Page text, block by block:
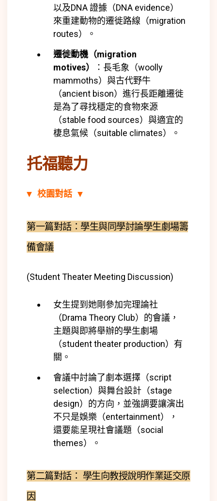
以及DNA 證據（DNA evidence）
來重建動物的遷徙路線（migration
routes）。
遷徙動機（migration
motives）
：長毛象（woolly
mammoths）與古代野牛
（ancient bison）進行長距離遷徙
是為了尋找穩定的食物來源
（stable food sources）與適宜的
棲息氣候（suitable climates）。
托福聽力
▼ 校園對話 ▼
第一篇對話：學生與同學討論學生劇場籌
備會議
(Student Theater Meeting Discussion)
女生提到她剛參加完理論社
（Drama Theory Club） 的會議，
主題與即將舉辦的學生劇場
（student theater production）有
關。
會議中討論了劇本選擇（script
selection）與舞台設計（stage
design）的方向，並強調要讓演出
不只是娛樂（entertainment），
還要能呈現社會議題（social
themes）。
第二篇對話： 學生向教授說明作業延交原
因